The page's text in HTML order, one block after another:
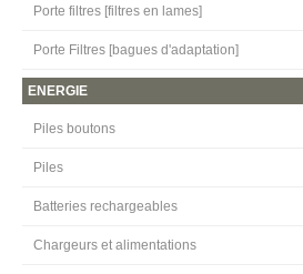
Porte filtres [filtres en lames]
Porte Filtres [bagues d'adaptation]
ENERGIE
Piles boutons
Piles
Batteries rechargeables
Chargeurs et alimentations